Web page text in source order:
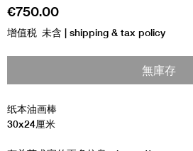
€750.00價
格
增值税 未含 | shipping & tax policy
無庫存
纸本油画棒
30x24厘米